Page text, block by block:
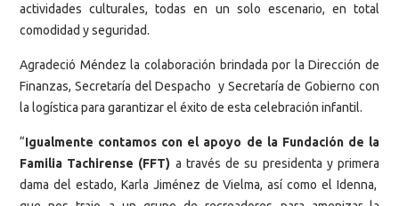
actividades culturales, todas en un solo escenario, en total
comodidad y seguridad.
Agradeció Méndez la colaboración brindada por la Dirección de
Finanzas, Secretaría del Despacho y Secretaría de Gobierno con
la logística para garantizar el éxito de esta celebración infantil.
“Igualmente contamos con el apoyo de la Fundación de la
Familia Tachirense (FFT) a través de su presidenta y primera
dama del estado, Karla Jiménez de Vielma, así como el Idenna,